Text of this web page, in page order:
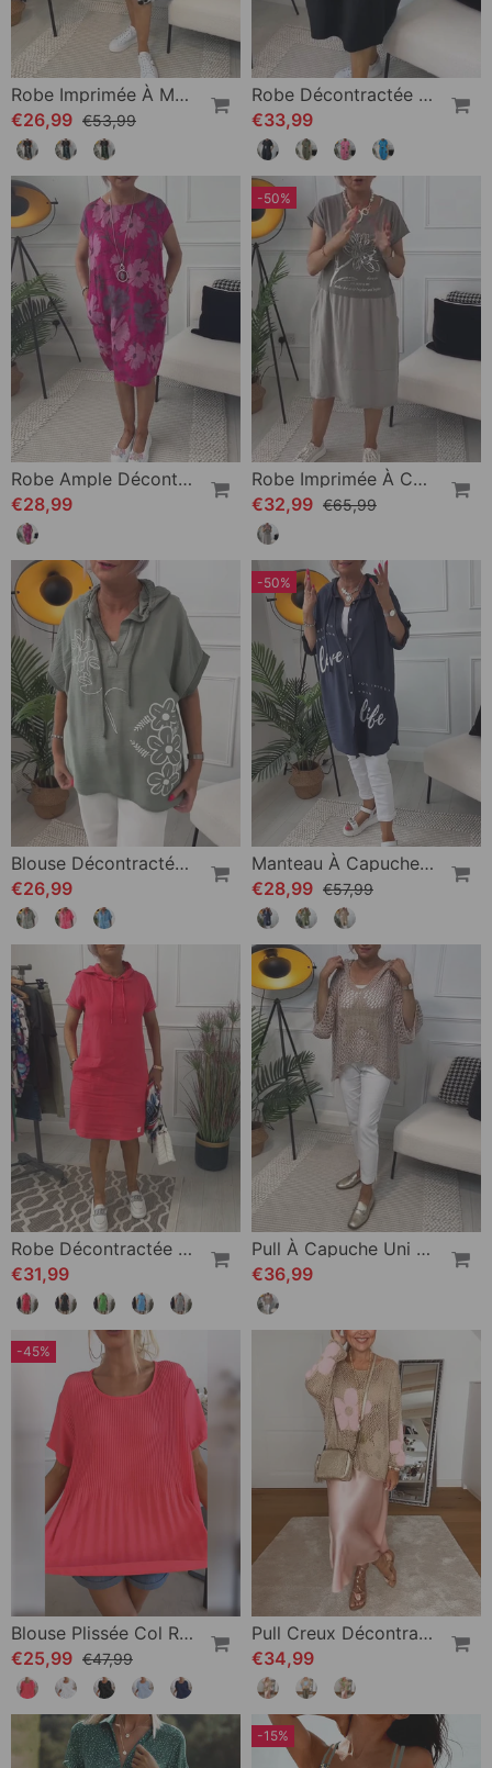
Robe Imprimée À Manches Courtes Et Col Rond
€26,99 €53,99
Robe Décontractée À Manches Courtes Et Imprimé Lettre Simple
€33,99
Robe Ample Décontractée À Imprimé Floral Et Poches À Manches Courtes
€28,99
-50%
Robe Imprimée À Col Rond Et Manches Courtes
€32,99 €65,99
Blouse Décontractée À Capuche Et Manches Courtes À Imprimé Floral
€26,99
-50%
Manteau À Capuche Boutonné Imprimé Lettre
€28,99 €57,99
Robe Décontractée À Capuche Et Manches Courtes
€31,99
Pull À Capuche Uni À Découpes Étoiles
€36,99
-45%
Blouse Plissée Col Rond Uni
€25,99 €47,99
Pull Creux Décontracté À Manches Longues Et Col Rond À Fleurs
€34,99
-15%